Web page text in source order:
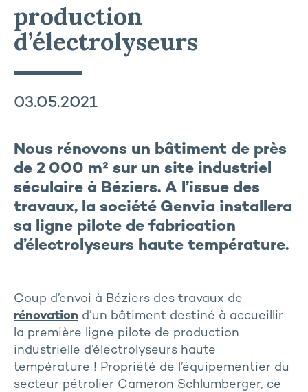
production
d’électrolyseurs
03.05.2021
Nous rénovons un bâtiment de près
de 2 000 m² sur un site industriel
séculaire à Béziers. A l’issue des
travaux, la société Genvia installera
sa ligne pilote de fabrication
d’électrolyseurs haute température.
Coup d’envoi à Béziers des travaux de
rénovation d’un bâtiment destiné à accueillir
la première ligne pilote de production
industrielle d’électrolyseurs haute
température ! Propriété de l’équipementier du
secteur pétrolier Cameron Schlumberger, ce